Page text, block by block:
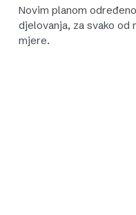
Novim planom
djelovanja, za svako od
mjere.